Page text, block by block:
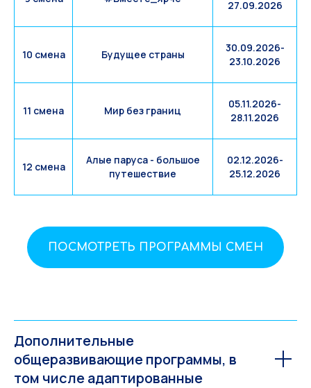
27.09.2026
10 смена Будущее страны
30.09.2026-
23.10.2026
11 смена Мир без границ
05.11.2026-
28.11.2026
12 смена
Алые паруса - большое
путешествие
02.12.2026-
25.12.2026
ПОСМОТРЕТЬ ПРОГРАММЫ СМЕН
Дополнительные
общеразвивающие программы, в
том числе адаптированные